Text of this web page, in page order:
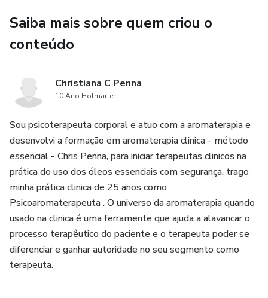
feminino, abordando como usar o poder da aromaterapia
para cuidar de si mesma no ciclo feminino. As participantes
aprenderão técnicas e práticas de aromaterapia que podem
menstrual, como cólicas, TPM, estresse e alterações de
humor. Essa abordagem personalizada permite que as
mulheres tenham um cuidado mais direcionado e eficaz
para suas necessidades específicas.
Saiba mais sobre quem criou o
conteúdo
Christiana C Penna
10 Ano Hotmarter
Sou psicoterapeuta corporal e atuo com a aromaterapia e
desenvolvi a formação em aromaterapia clinica - método
essencial - Chris Penna, para iniciar terapeutas clinicos na
prática do uso dos óleos essenciais com segurança. trago
minha prática clinica de 25 anos como
Psicoaromaterapeuta . O universo da aromaterapia quando
usado na clinica é uma ferramente que ajuda a alavancar o
processo terapêutico do paciente e o terapeuta poder se
diferenciar e ganhar autoridade no seu segmento como
terapeuta.